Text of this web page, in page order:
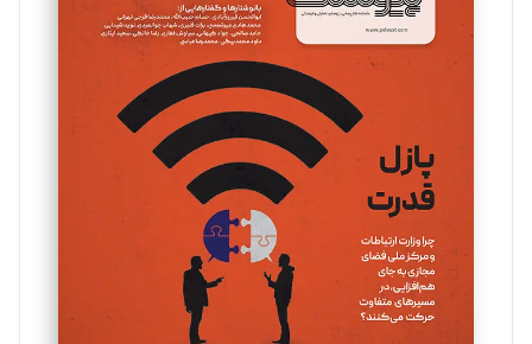
مینا پاکدل
یسنا امان‌پور
تحریریه
ملینا جعفری
تحریریه